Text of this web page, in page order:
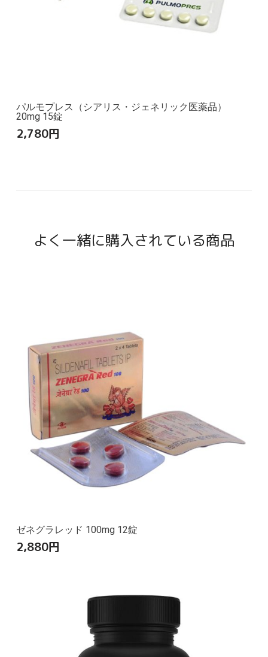
パルモプレス（シアリス・ジェネリック医薬品）
20mg 15錠
2,780円
よく一緒に購入されている商品
ゼネグラレッド 100mg 12錠
2,880円